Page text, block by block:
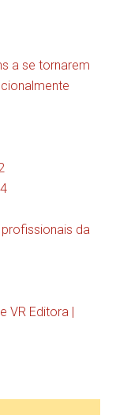
a se tornarem
da
VR Editora |